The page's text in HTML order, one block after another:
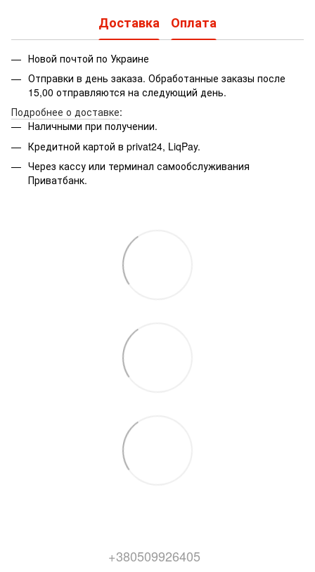
Доставка Оплата
Новой почтой по Украине
Отправки в день заказа. Обработанные заказы после
15,00 отправляются на следующий день.
Подробнее о доставке:
Наличными при получении.
Кредитной картой в privat24, LiqPay.
Через кассу или терминал самообслуживания
Приватбанк.
+380509926405